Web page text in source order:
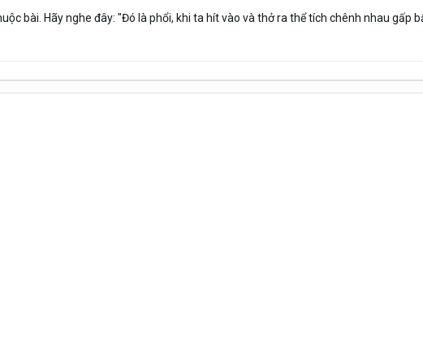
bài. Hãy nghe đây: "Đó là phổi, khi ta hít vào và thở ra thể tích chênh nhau gấp